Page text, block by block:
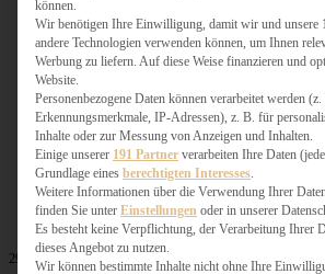
29. Juli 2025
können.
Wir benötigen Ihre Einwilligung, damit wir und unsere
andere Technologien verwenden können, um Ihnen
Werbung zu liefern. Auf diese Weise finanzieren und
Website.
Personenbezogene Daten können verarbeitet werden (z.
Erkennungsmerkmale, IP-Adressen), z. B. für
Inhalte oder zur Messung von Anzeigen und Inhalten.
Einige unserer 191 Partner verarbeiten Ihre Daten
Grundlage eines berechtigten Interesses.
Weitere Informationen über die Verwendung Ihrer
finden Sie unter Einstellungen oder in unserer
Es besteht keine Verpflichtung, der Verarbeitung Ihrer
dieses Angebot zu nutzen.
Wir können bestimmte Inhalte nicht ohne Ihre